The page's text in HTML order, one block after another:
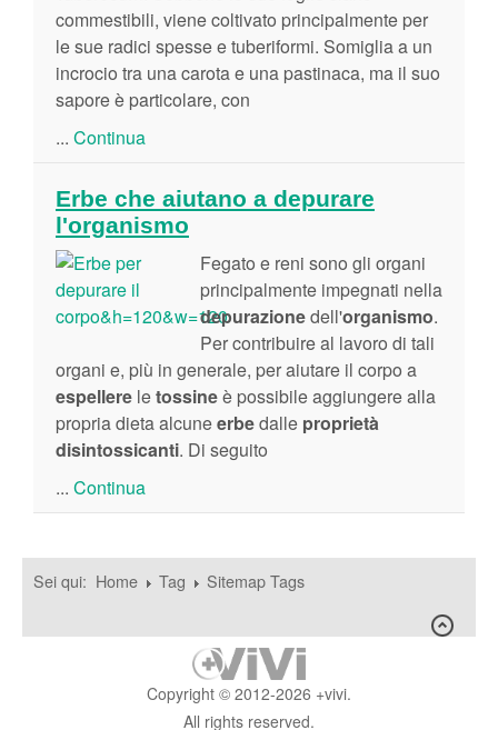
commestibili, viene coltivato principalmente per
le sue radici spesse e tuberiformi. Somiglia a un
incrocio tra una carota e una pastinaca, ma il suo
sapore è particolare, con
... Continua
Erbe che aiutano a depurare
l'organismo
Fegato e reni sono gli organi
principalmente impegnati nella
depurazionedell'organismo.
Per contribuire al lavoro di tali
organi e, più in generale, per aiutare il corpo a
espellere letossineè possibile aggiungere alla
propria dieta alcuneerbedalle proprietà
disintossicanti. Di seguito
... Continua
Sei qui: Home Tag Sitemap Tags
Copyright © 2012-2026 +vivi.
All rights reserved.